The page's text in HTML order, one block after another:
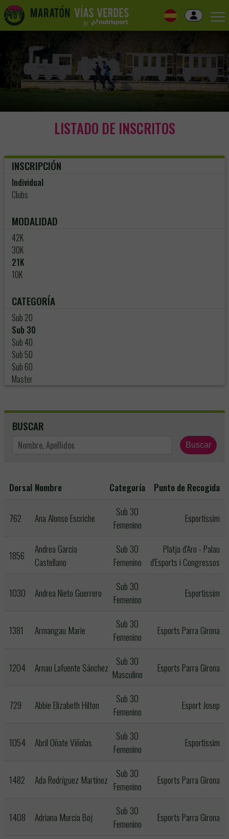
Skip
navigation
Skip
LISTADO DE INSCRITOS
INSCRIPCIÓN
Individual
Clubs
MODALIDAD
42K
30K
21K
10K
CATEGORÍA
Sub 20
Sub 30
Sub 40
Sub 50
Sub 60
Master
BUSCAR
Buscar
Dorsal Nombre Categoría Punto de Recogida
762 Ana Alonso Escriche
Sub 30
Femenino
Esportissim
1856
Andrea Garcia
Castellano
Sub 30
Femenino
Platja d'Aro - Palau
d'Esports i Congressos
1030 Andrea Nieto Guerrero
Sub 30
Femenino
Esportissim
1381 Armangau Marie
Sub 30
Femenino
Esports Parra Girona
1204 Arnau Lafuente Sánchez
Sub 30
Masculino
Esports Parra Girona
729 Abbie Elizabeth Hilton
Sub 30
Femenino
Esport Josep
1054 Abril Oñate Viñolas
Sub 30
Femenino
Esportissim
1482 Ada Rodríguez Martínez
Sub 30
Femenino
Esports Parra Girona
1408 Adriana Murcia Boj
Sub 30
Femenino
Esports Parra Girona